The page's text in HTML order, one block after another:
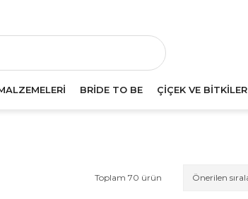
BRİDE TO BE ÇİÇEK VE BİTKİLER
Toplam 70 ürün